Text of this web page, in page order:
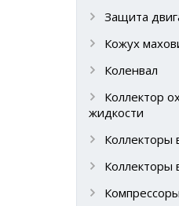
Защита
Кожух
Коленвал
Коллектор
жидкости
Коллекторы
Коллекторы